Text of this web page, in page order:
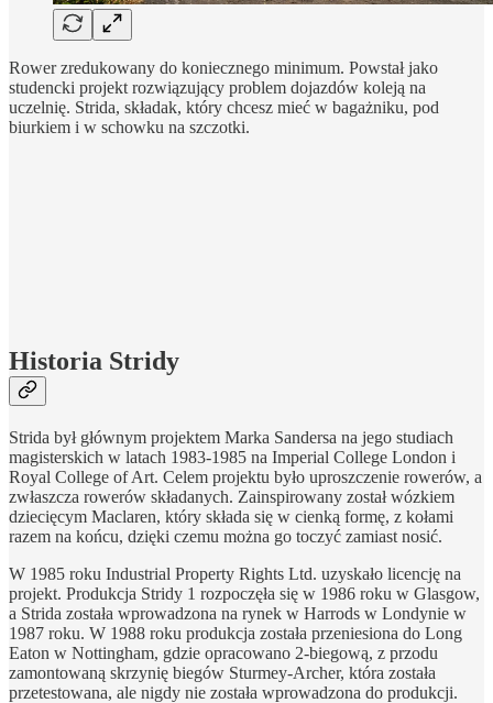
Rower zredukowany do koniecznego minimum. Powstał jako
studencki projekt rozwiązujący problem dojazdów koleją na
uczelnię. Strida, składak, który chcesz mieć w bagażniku, pod
biurkiem i w schowku na szczotki.
Historia Stridy
Strida był głównym projektem Marka Sandersa na jego studiach
magisterskich w latach 1983-1985 na Imperial College London i
Royal College of Art. Celem projektu było uproszczenie rowerów, a
zwłaszcza rowerów składanych. Zainspirowany został wózkiem
dziecięcym Maclaren, który składa się w cienką formę, z kołami
razem na końcu, dzięki czemu można go toczyć zamiast nosić.
W 1985 roku Industrial Property Rights Ltd. uzyskało licencję na
projekt. Produkcja Stridy 1 rozpoczęła się w 1986 roku w Glasgow,
a Strida została wprowadzona na rynek w Harrods w Londynie w
1987 roku. W 1988 roku produkcja została przeniesiona do Long
Eaton w Nottingham, gdzie opracowano 2-biegową, z przodu
zamontowaną skrzynię biegów Sturmey-Archer, która została
przetestowana, ale nigdy nie została wprowadzona do produkcji.